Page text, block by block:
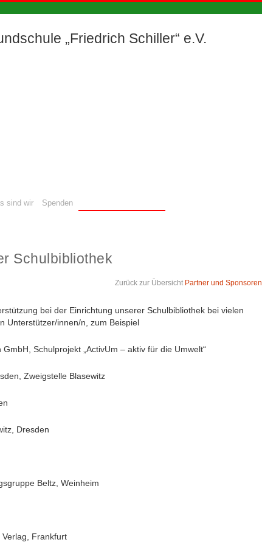
„Friedrich Schiller“ e.V.
sind wir Spenden
Schulbibliothek
Zurück zur Übersicht Partner und Sponsoren
bei der Einrichtung unserer Schulbibliothek bei vielen
Unterstützer/innen/n, zum Beispiel
Schulprojekt „ActivUm – aktiv für die Umwelt“
Zweigstelle Blasewitz
Dresden
Beltz, Weinheim
Frankfurt